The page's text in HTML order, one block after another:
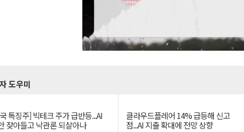
도우미
특징주] 빅테크 주가 급반등...AI
잦아들고 낙관론 되살아나
클라우드플레어 14% 급등해 신고
점...AI 지출 확대에 전망 상향